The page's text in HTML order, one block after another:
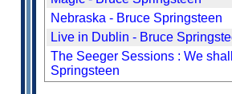
Nebraska - Bruce Springsteen
Live in Dublin - Bruce
The Seeger Sessions : We
Springsteen